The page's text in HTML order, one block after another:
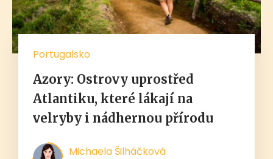
Portugalsko
Azory: Ostrovy uprostřed
Atlantiku, které lákají na
velryby i nádhernou přírodu
Michaela Šilháčková